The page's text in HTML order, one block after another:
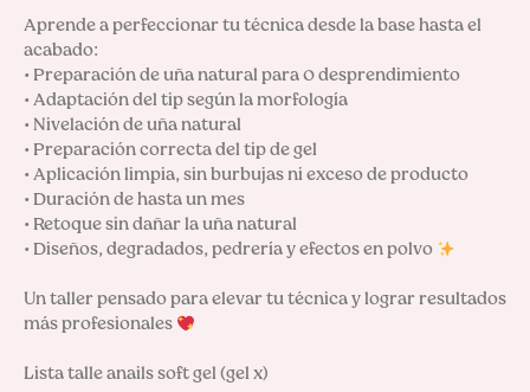
Aprende a perfeccionar tu técnica desde la base hasta el
acabado:
• Preparación de uña natural para 0 desprendimiento
• Adaptación del tip según la morfología
• Nivelación de uña natural
• Preparación correcta del tip de gel
• Aplicación limpia, sin burbujas ni exceso de producto
• Duración de hasta un mes
• Retoque sin dañar la uña natural
• Diseños, degradados, pedrería y efectos en polvo
Un taller pensado para elevar tu técnica y lograr resultados
más profesionales
Lista talle anails soft gel (gel x)